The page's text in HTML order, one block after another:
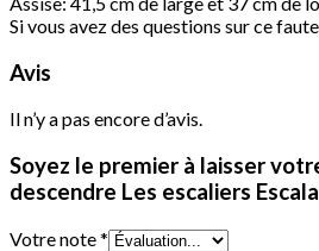
Si vous avez des questions sur ce
Avis
Il n’y a pas encore d’avis.
Soyez le premier à laisser
descendre Les escaliers
Votre note*